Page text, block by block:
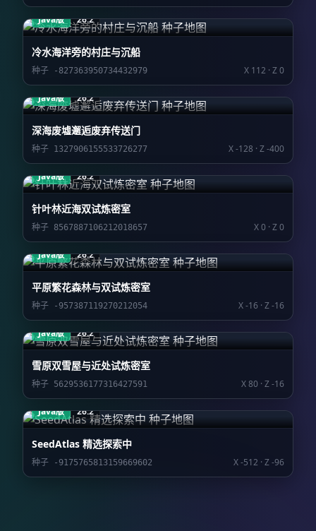
Java版 26.2
冷水海洋旁的村庄与沉船
种子 -827363950734432979 X 112 · Z 0
Java版 26.2
深海废墟邂逅废弃传送门
种子 1327906155533726277 X -128 · Z -400
Java版 26.2
针叶林近海双试炼密室
种子 8567887106212018657 X 0 · Z 0
Java版 26.2
平原繁花森林与双试炼密室
种子 -957387119270212054 X -16 · Z -16
Java版 26.2
雪原双雪屋与近处试炼密室
种子 5629536177316427591 X 80 · Z -16
Java版 26.2
SeedAtlas 精选探索中
种子 -9175765813159669602 X -512 · Z -96